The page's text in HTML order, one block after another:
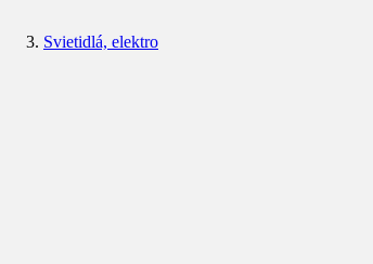
Svietidlá, elektro